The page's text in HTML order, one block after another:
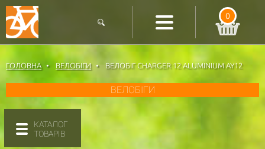
0
ГОЛОВНА ВЕЛОБІГИ ВЕЛОБІГ CHARGER 12 ALUMINIUM AY12
ВЕЛОБІГИ
КАТАЛОГ
ТОВАРІВ